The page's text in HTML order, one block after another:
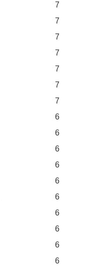
7
7
7
7
7
7
7
6
6
6
6
6
6
6
6
6
6